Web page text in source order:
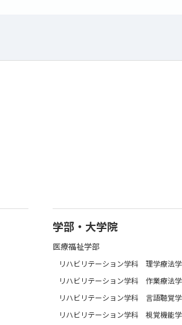
学部・大学院
医療福祉学部
リハビリテーション学科 理学療法
リハビリテーション学科 作業療法
リハビリテーション学科 言語聴覚
リハビリテーション学科 視覚機能